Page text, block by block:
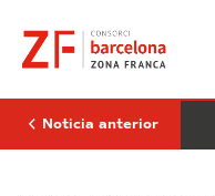
contenido
seguirá
ganando
protagonismo
el
SILNoticia anterior